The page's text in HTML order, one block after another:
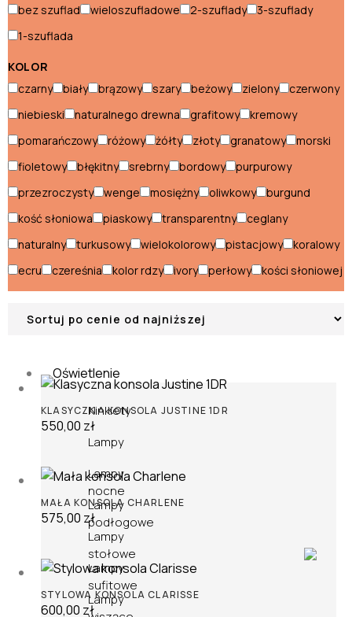
Pufy ogrodowe
Sofy ogrodowe
Namioty i parasole
Namioty
Namioty ogrodowe
Parasole ogrodowe
Podstawy do parasoli
Poduszki i siedziska
Oświetlenie
Kinkiety
Lampy
Lampy
nocne
Lampy
podłogowe
Lampy
stołowe
Lampy
sufitowe
Lampy
bez szuflad
wieloszufladowe 2-szuflady
3-szuflady
1-szuflada
KOLOR
czarny
biały brązowy szary beżowy zielony
czerwony
niebieski
naturalnego drewna grafitowy
kremowy
pomarańczowy
różowy żółty złoty granatowy
morski
fioletowy
błękitny srebrny bordowy
purpurowy
przezroczysty
wenge mosiężny oliwkowy
burgund
kość słoniowa
piaskowy transparentny
ceglany
naturalny
turkusowy wielokolorowy pistacjowy
koralowy
ecru
czereśnia kolor rdzy ivory perłowy kości słoniowej
KLASYCZNA KONSOLA JUSTINE 1DR
550,00 zł
MAŁA KONSOLA CHARLENE
575,00 zł
STYLOWA KONSOLA CLARISSE
600,00 zł